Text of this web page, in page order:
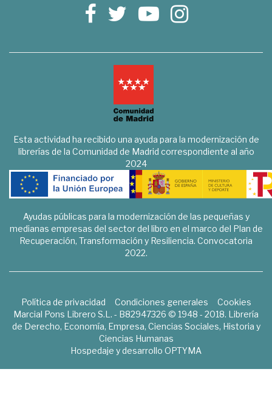
Esta actividad ha recibido una ayuda para la modernización de
librerías de la Comunidad de Madrid correspondiente al año
2024
Ayudas públicas para la modernización de las pequeñas y
medianas empresas del sector del libro en el marco del Plan de
Recuperación, Transformación y Resiliencia. Convocatoria
2022.
Política de privacidad Condiciones generales
Cookies
Marcial Pons Librero S.L. - B82947326 © 1948 - 2018. Librería
de Derecho, Economía, Empresa, Ciencias Sociales, Historia y
Ciencias Humanas
Hospedaje y desarrollo OPTYMA